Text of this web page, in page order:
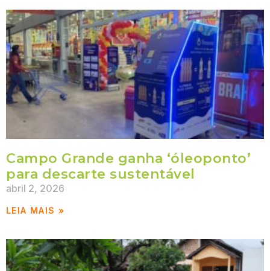
Campo Grande ganha ‘óleoponto’
para descarte sustentável
abril 2, 2026
LEIA MAIS »